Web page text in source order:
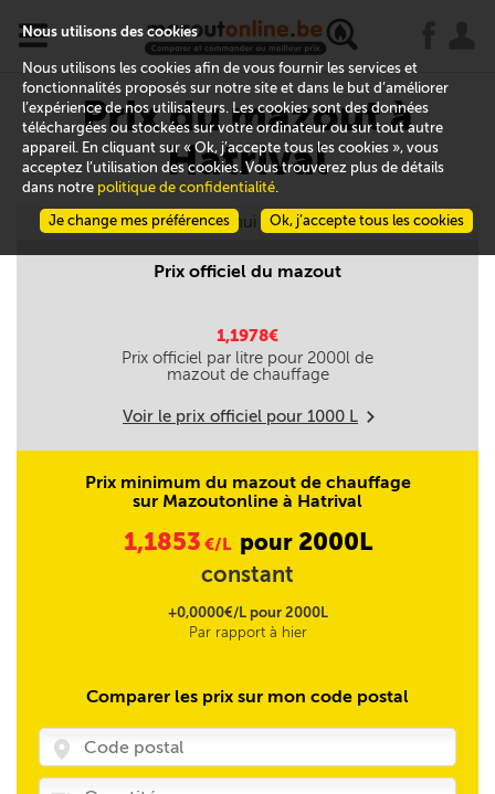
x
Prix du mazout à
Hatrival
Aujourd'hui le 06/08
Prix officiel du mazout
1,1978€
Prix officiel par litre pour 2000l de
mazout de chauffage
Voir le prix officiel pour 1000 L m
Prix minimum du mazout de chauffage
sur Mazoutonline à Hatrival
1,1853 €/L pour 2000L
constant
+0,0000€/L pour 2000L
Par rapport à hier
Comparer les prix sur mon code postal
Nous utilisons des cookies
Nous utilisons les cookies afin de vous fournir les services et
fonctionnalités proposés sur notre site et dans le but d’améliorer
l’expérience de nos utilisateurs. Les cookies sont des données
téléchargées ou stockées sur votre ordinateur ou sur tout autre
appareil. En cliquant sur « Ok, j’accepte tous les cookies », vous
acceptez l’utilisation des cookies. Vous trouverez plus de détails
dans notre politique de confidentialité.
Ok, j’accepte tous les cookies
Je change mes préférences